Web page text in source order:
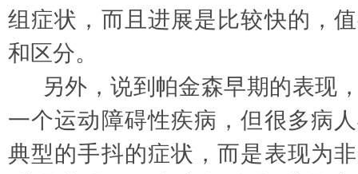
组症状，而且进展是比较快的，
和区分。
另外，说到帕金森早期的表现
一个运动障碍性疾病，但很多病
典型的手抖的症状，而是表现为